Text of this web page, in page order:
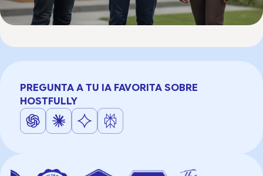
PREGUNTA A TU IA FAVORITA SOBRE
HOSTFULLY